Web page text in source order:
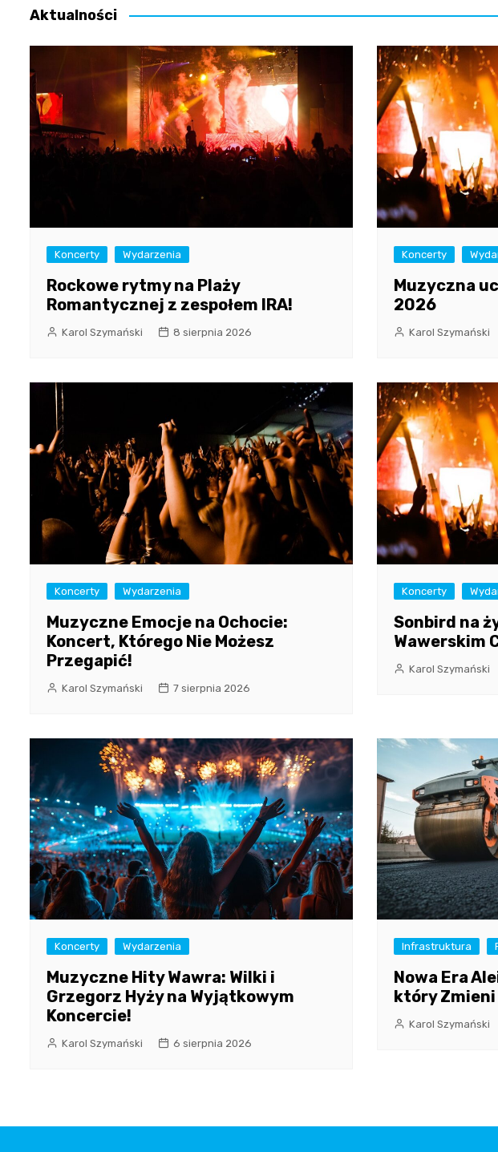
Aktualności
Koncerty Wydarzenia
Rockowe rytmy na Plaży
Romantycznej z zespołem IRA!
Karol Szymański 8 sierpnia 2026
Koncerty
Muzyczna
2026
Karol Szymański
Koncerty Wydarzenia
Muzyczne Emocje na Ochocie:
Koncert, Którego Nie Możesz
Przegapić!
Karol Szymański 7 sierpnia 2026
Koncerty
Sonbird na
Wawerskim
Karol Szymański
Koncerty Wydarzenia
Muzyczne Hity Wawra: Wilki i
Grzegorz Hyży na Wyjątkowym
Koncercie!
Karol Szymański 6 sierpnia 2026
Infrastruktura
Nowa Era
który Zmieni
Karol Szymański